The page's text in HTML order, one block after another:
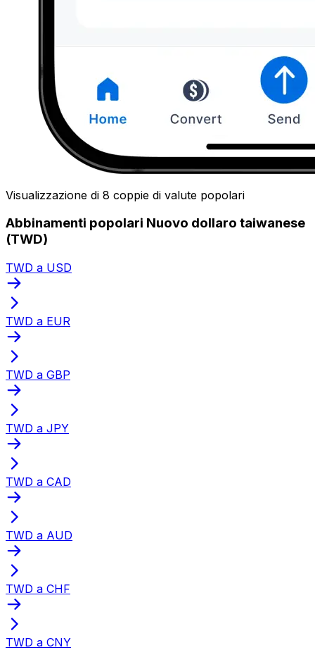
Visualizzazione di 8 coppie di valute popolari
Abbinamenti popolari Nuovo dollaro taiwanese
(TWD)
TWD a USD
TWD a EUR
TWD a GBP
TWD a JPY
TWD a CAD
TWD a AUD
TWD a CHF
TWD a CNY